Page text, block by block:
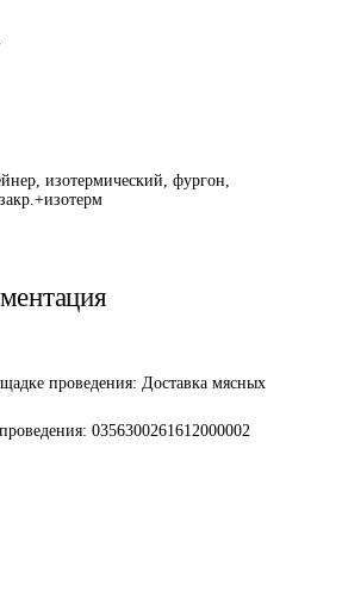
изотермический, фургон,
проведения: Доставка мясных
0356300261612000002